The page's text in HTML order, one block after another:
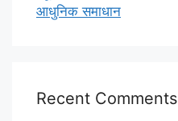
आधुनिक समाधान
Recent Comments